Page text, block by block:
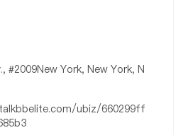
#2009New York, New York, N
ubiz/660299ff